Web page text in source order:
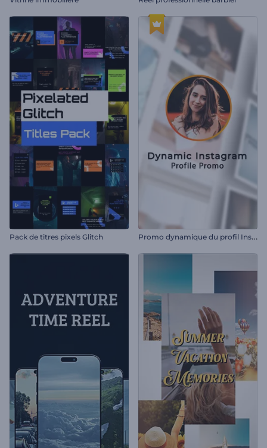
Pack de titres pixels Glitch P
romo dynamique du profil Instagram